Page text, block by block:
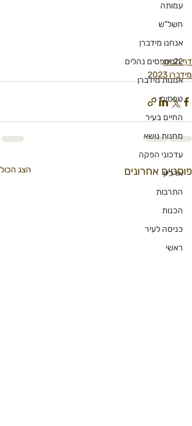
עמותה
חשל"ש
אנחנו מידברן
22 וטפסים נהלים
אמנות מידברן
טפסים
החיים בעיר
מחנות נושא
עדכוני הפקה
ארכיון
התרבות
הכנות
כניסה לעיר
ראשי
דף הבית
מידברן 2023
פוסטים אחרונים הצג הכול